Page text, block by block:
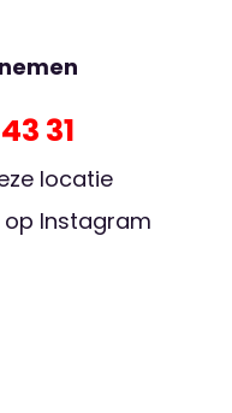
31
locatie
Instagram